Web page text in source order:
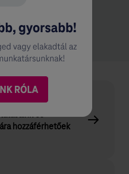
és
hozzáférhetőek